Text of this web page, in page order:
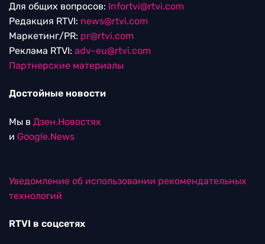
Для общих вопросов: Infortvi@rtvi.com
Редакция RTVI: news@rtvi.com
Маркетинг/PR: pr@rtvi.com
Реклама RTVI: adv-eu@rtvi.com
Партнерские материалы
Достойные новости
Мы в Дзен.Новостях
и Google.News
Уведомление об использовании рекомендательных
технологий
RTVI в соцсетях